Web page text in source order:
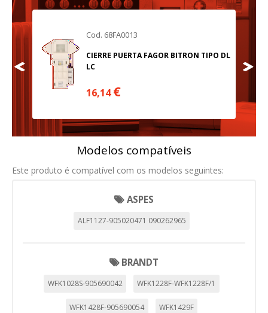
Cod. 68FA0013
CIERRE PUERTA FAGOR BITRON TIPO DL
LC
16,14€
Modelos compatíveis
Este produto é compatível com os modelos seguintes:
ASPES
ALF1127-905020471 090262965
BRANDT
WFK1028S-905690042 WFK1228F-WFK1228F/1
WFK1428F-905690054 WFK1429F
CONFIGURACIÓN DE COOKIES
HABILITAR TODO RECHAZAR TODO
Estas cookies son necesarias para que el sitio web
Puede configurar su navegador para bloquear o alertar
funcionarán. Estas cookies no almacenan ninguna